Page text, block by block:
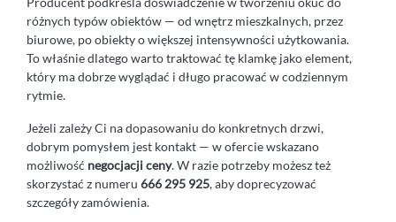
różnych typów obiektów — od wnętrz mieszkalnych, przez
biurowe, po obiekty o większej intensywności użytkowania.
To właśnie dlatego warto traktować tę klamkę jako element,
który ma dobrze wyglądać i długo pracować w codziennym
rytmie.
Jeżeli zależy Ci na dopasowaniu do konkretnych drzwi,
dobrym pomysłem jest kontakt — w ofercie wskazano
możliwość negocjacji ceny. W razie potrzeby możesz też
skorzystać z numeru 666 295 925, aby doprecyzować
szczegóły zamówienia.